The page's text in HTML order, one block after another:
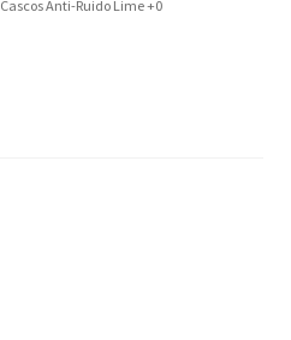
Cascos Anti-Ruido Lime +0